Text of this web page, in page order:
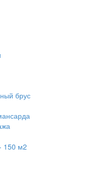
брус
150 м2